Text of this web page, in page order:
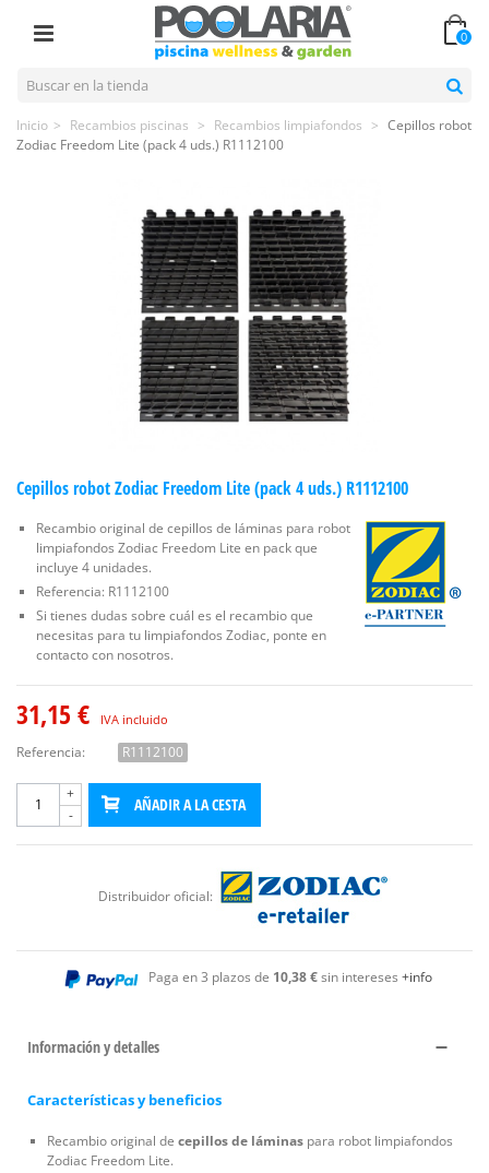
0
Inicio > Recambios piscinas > Recambios limpiafondos > Cepillos robot
Zodiac Freedom Lite (pack 4 uds.) R1112100
Cepillos robot Zodiac Freedom Lite (pack 4 uds.) R1112100
Recambio original de cepillos de láminas para robot
limpiafondos Zodiac Freedom Lite en pack que
incluye 4 unidades.
Referencia: R1112100
Si tienes dudas sobre cuál es el recambio que
necesitas para tu limpiafondos Zodiac, ponte en
contacto con nosotros.
31,15 € IVA incluido
Referencia: R1112100
-
+
AÑADIR A LA CESTA
Distribuidor oficial:
Paga en 3 plazos de 10,38 €sin intereses +info
Información y detalles
Características y beneficios
Recambio original de cepillos de láminas para robot limpiafondos
Zodiac Freedom Lite.